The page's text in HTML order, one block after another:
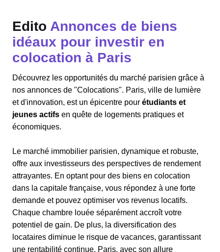
Edito Annonces de biens
idéaux pour investir en
colocation à Paris
Découvrez les opportunités du marché parisien grâce à
nos annonces de "Colocations". Paris, ville de lumière
et d'innovation, est un épicentre pour étudiants et
jeunes actifs en quête de logements pratiques et
économiques.
Le marché immobilier parisien, dynamique et robuste,
offre aux investisseurs des perspectives de rendement
attrayantes. En optant pour des biens en colocation
dans la capitale française, vous répondez à une forte
demande et pouvez optimiser vos revenus locatifs.
Chaque chambre louée séparément accroît votre
potentiel de gain. De plus, la diversification des
locataires diminue le risque de vacances, garantissant
une rentabilité continue. Paris, avec son allure